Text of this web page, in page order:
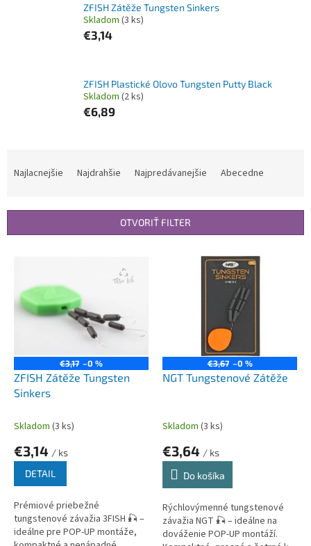
ZFISH Zátěže Tungsten Sinkers
Skladom (3 ks)
€3,14
ZFISH Plastické Olovo Tungsten Putty Black
Skladom (2 ks)
€6,89
i
Najlacnejšie Najdrahšie Najpredávanejšie Abecedne
OTVORIŤ FILTER
€3,17 –0 %
ZFISH Zátěže Tungsten
Sinkers
Skladom (3 ks)
€3,14 / ks
DETAIL
Prémiové priebežné
tungstenové závažia 3FISH 🎣 –
ideálne pre POP-UP montáže,
€3,67 –0 %
NGT Tungstenové Zátěže
Skladom (3 ks)
€3,64 / ks
Do košíka
Rýchlovýmenné tungstenové
závažia NGT 🎣 – ideálne na
dováženie POP-UP montáží.